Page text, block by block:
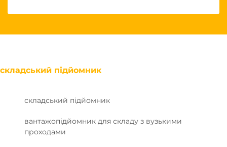
складський підйомник
складський підйомник
вантажопідйомник для складу з вузькими
проходами